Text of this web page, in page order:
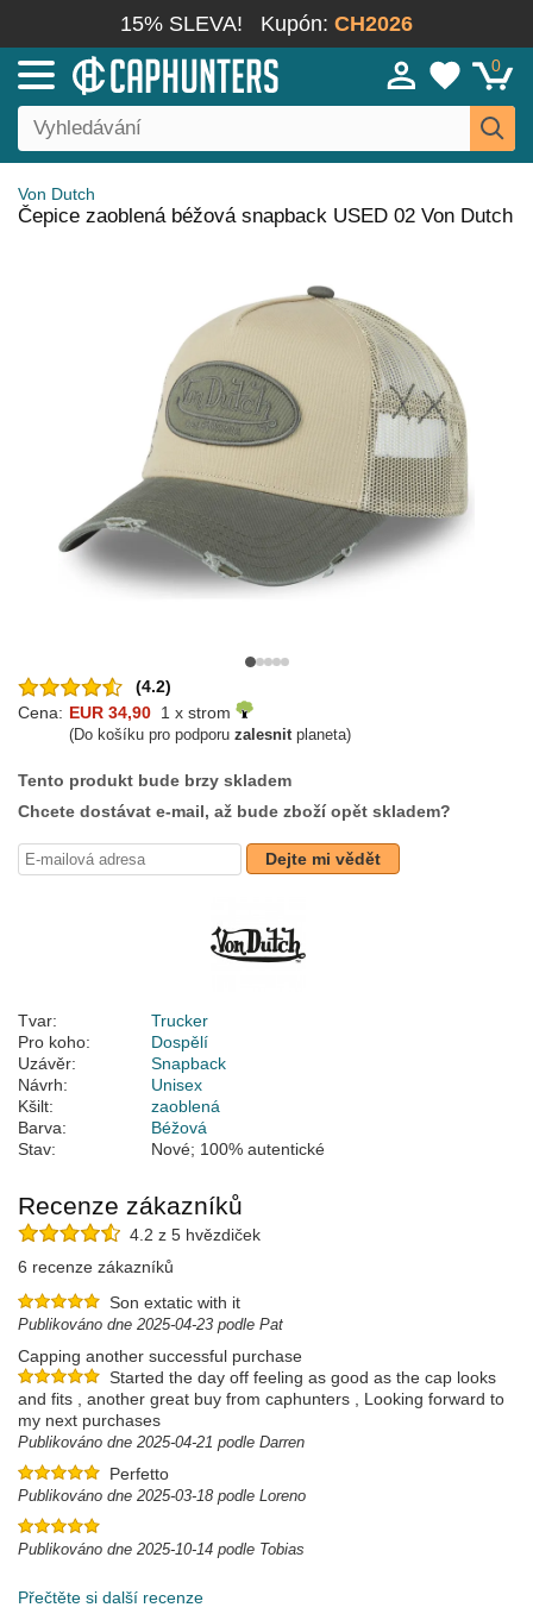
15% SLEVA! Kupón: CH2026
0
Von Dutch
Čepice zaoblená béžová snapback USED 02 Von Dutch
(4.2)
Cena: EUR 34,90 1 x strom
(Do košíku pro podporu zalesnitplaneta)
Tento produkt bude brzy skladem
Chcete dostávat e-mail, až bude zboží opět skladem?
Dejte mi vědět
Tvar:
Trucker
Pro koho:
Dospělí
Uzávěr:
Snapback
Návrh:
Unisex
Kšilt:
zaoblená
Barva:
Béžová
Stav:
Nové; 100% autentické
Recenze zákazníků
4.2 z 5 hvězdiček
6 recenze zákazníků
Son extatic with it
Publikováno dne 2025-04-23 podle Pat
Capping another successful purchase
Started the day off feeling as good as the cap looks
and fits , another great buy from caphunters , Looking forward to
my next purchases
Publikováno dne 2025-04-21 podle Darren
Perfetto
Publikováno dne 2025-03-18 podle Loreno
Publikováno dne 2025-10-14 podle Tobias
Přečtěte si další recenze